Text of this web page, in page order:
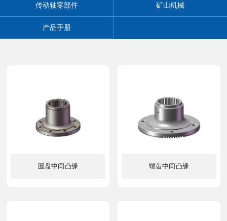
传动轴零部件 矿山机械
产品手册
圆盘中间凸缘 端齿中间凸缘